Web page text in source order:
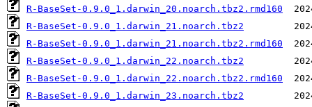
R-BaseSet-0.9.0_1.darwin_20.noarch.tbz2.rmd160
R-BaseSet-0.9.0_1.darwin_21.noarch.tbz2
R-BaseSet-0.9.0_1.darwin_21.noarch.tbz2.rmd160
R-BaseSet-0.9.0_1.darwin_22.noarch.tbz2
R-BaseSet-0.9.0_1.darwin_22.noarch.tbz2.rmd160
R-BaseSet-0.9.0_1.darwin_23.noarch.tbz2